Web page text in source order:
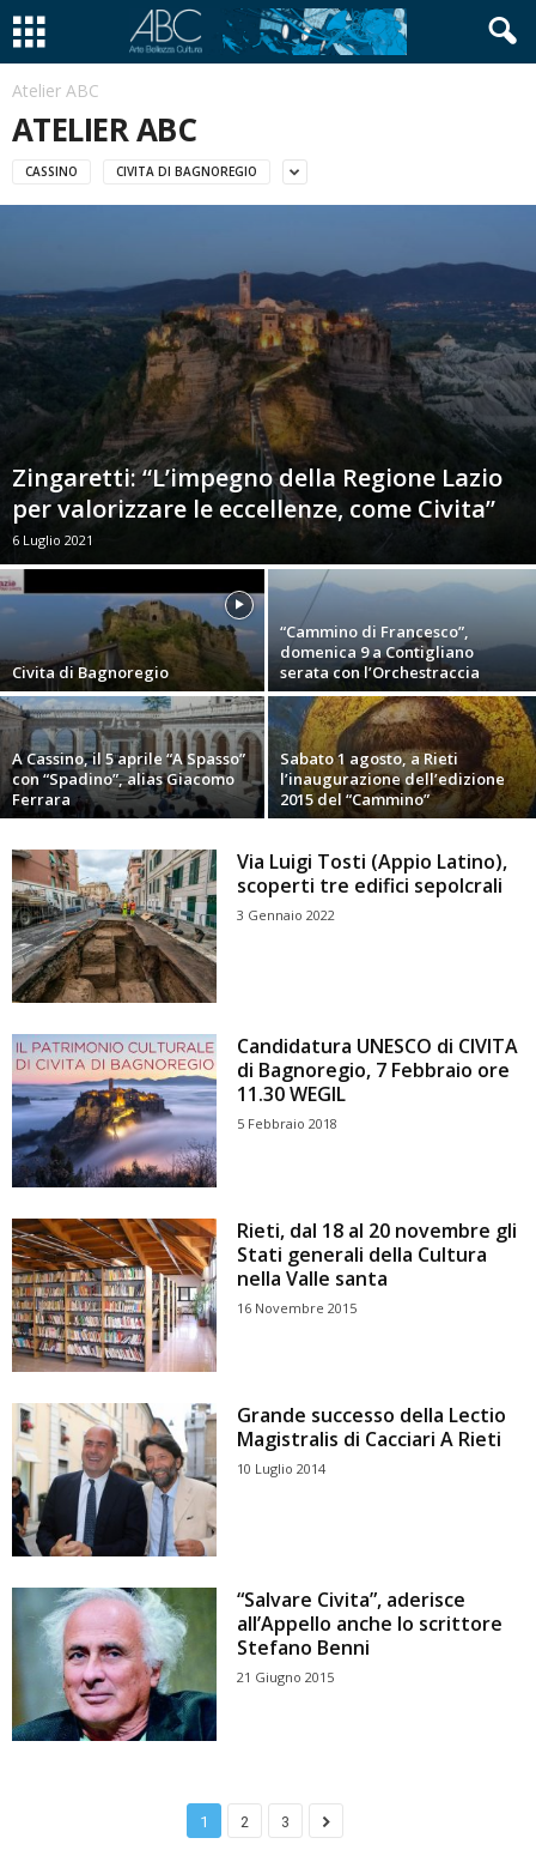
Atelier ABC
ATELIER ABC
CASSINO CIVITA DI BAGNOREGIO
Zingaretti: “L’impegno della Regione Lazio
per valorizzare le eccellenze, come Civita”
6 Luglio 2021
Civita di Bagnoregio
“Cammino di Francesco”,
domenica 9 a Contigliano
serata con l’Orchestraccia
A Cassino, il 5 aprile “A Spasso”
con “Spadino”, alias Giacomo
Ferrara
Sabato 1 agosto, a Rieti
l’inaugurazione dell’edizione
2015 del “Cammino”
Via Luigi Tosti (Appio Latino),
scoperti tre edifici sepolcrali
3 Gennaio 2022
Candidatura UNESCO di CIVITA
di Bagnoregio, 7 Febbraio ore
11.30 WEGIL
5 Febbraio 2018
Rieti, dal 18 al 20 novembre gli
Stati generali della Cultura
nella Valle santa
16 Novembre 2015
Grande successo della Lectio
Magistralis di Cacciari A Rieti
10 Luglio 2014
“Salvare Civita”, aderisce
all’Appello anche lo scrittore
Stefano Benni
21 Giugno 2015
1 2 3